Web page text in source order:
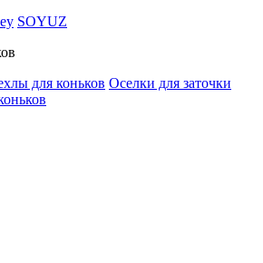
SOYUZ
для коньков Оселки для заточки